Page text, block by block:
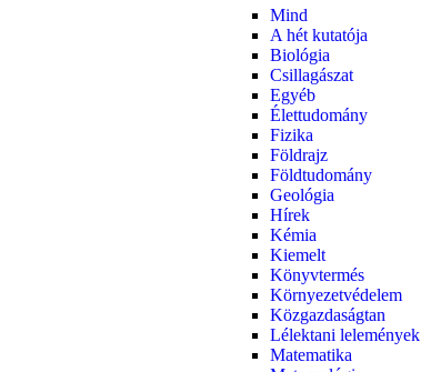
Mind
A hét kutatója
Biológia
Csillagászat
Egyéb
Élettudomány
Fizika
Földrajz
Földtudomány
Geológia
Hírek
Kémia
Kiemelt
Könyvtermés
Környezetvédelem
Közgazdaságtan
Lélektani lelemények
Matematika